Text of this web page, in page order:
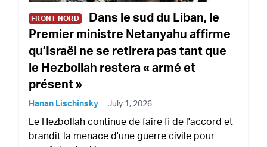
FRONT NORD
Dans le sud du Liban, le
Premier ministre Netanyahu affirme
qu’Israël ne se retirera pas tant que
le Hezbollah restera « armé et
présent »
Hanan Lischinsky July 1, 2026
Le Hezbollah continue de faire fi de l'accord et
brandit la menace d'une guerre civile pour